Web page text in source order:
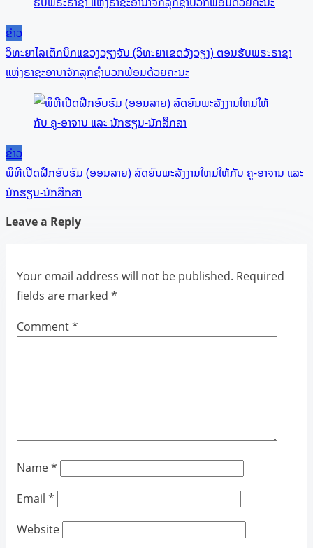
ຂ່າວ
ວິທະຍາໄລເຕັກນິກແຂວງວຽງຈັນ (ວິທະຍາເຂດວັງວຽງ) ຕອນຮັບພຣະຣາຊາ
ແຫ່ງຣາຊະອານາຈັກລຸກຊຳບວກພ້ອມດ້ວຍຄະນະ
ຂ່າວ
ພິທີເປີດຝືກອົບຮົມ (ອອນລາຍ) ລົດຍົນພະລັງງານໃຫມ່ໃຫ້ກັບ ຄູ-ອາຈານ ແລະ
ນັກຮຽນ-ນັກສຶກສາ
Leave a Reply
Your email address will not be published. Required
fields are marked *
Comment*
Name*
Email *
Website